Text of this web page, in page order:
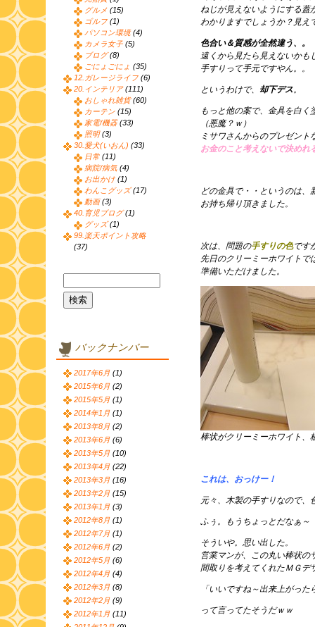
ねじが見えないようにする蓋
わかりますでしょうか？見え
色合い＆質感が全然違う、。
遠くから見たら見えないかも
手すりって手元ですやん。。
というわけで、 却下デス。
もっと他の案で、金具を白
（悪魔？ｗ）
ミサワさんからのプレゼン
お金のこと考えないで決めれ
どの金具で・・というのは、
お持ち帰り頂きました。
次は、問題の手すりの色です
先日のクリーミーホワイトで
準備いただけました。
棒状がクリーミーホワイト、
これは、おっけー！
元々、木製の手すりなので、
ふぅ。もうちょっとだなぁ～
そういや。思い出した。
営業マンが、この丸い棒状の
間取りを考えてくれたＭＧデ
「いいですね～出来上がっ
って言ってたそうだｗｗ
グルメ (15)
ゴルフ (1)
パソコン環境(4)
カメラ女子 (5)
ブログ(8)
ごにょごにょ (35)
12.ガレージライフ (6)
20.インテリア(111)
おしゃれ雑貨(60)
カーテン (15)
家電/機器 (33)
照明(3)
30.愛犬(いおん) (33)
日常 (11)
病院/病気 (4)
お出かけ (1)
わんこグッズ(17)
動画(3)
40.育児ブログ(1)
グッズ(1)
99.楽天ポイント攻略
(37)
バックナンバー
2017年6月 (1)
2015年6月 (2)
2015年5月 (1)
2014年1月 (1)
2013年8月 (2)
2013年6月 (6)
2013年5月 (10)
2013年4月 (22)
2013年3月 (16)
2013年2月 (15)
2013年1月 (3)
2012年8月 (1)
2012年7月 (1)
2012年6月 (2)
2012年5月 (6)
2012年4月 (4)
2012年3月 (8)
2012年2月 (9)
2012年1月 (11)